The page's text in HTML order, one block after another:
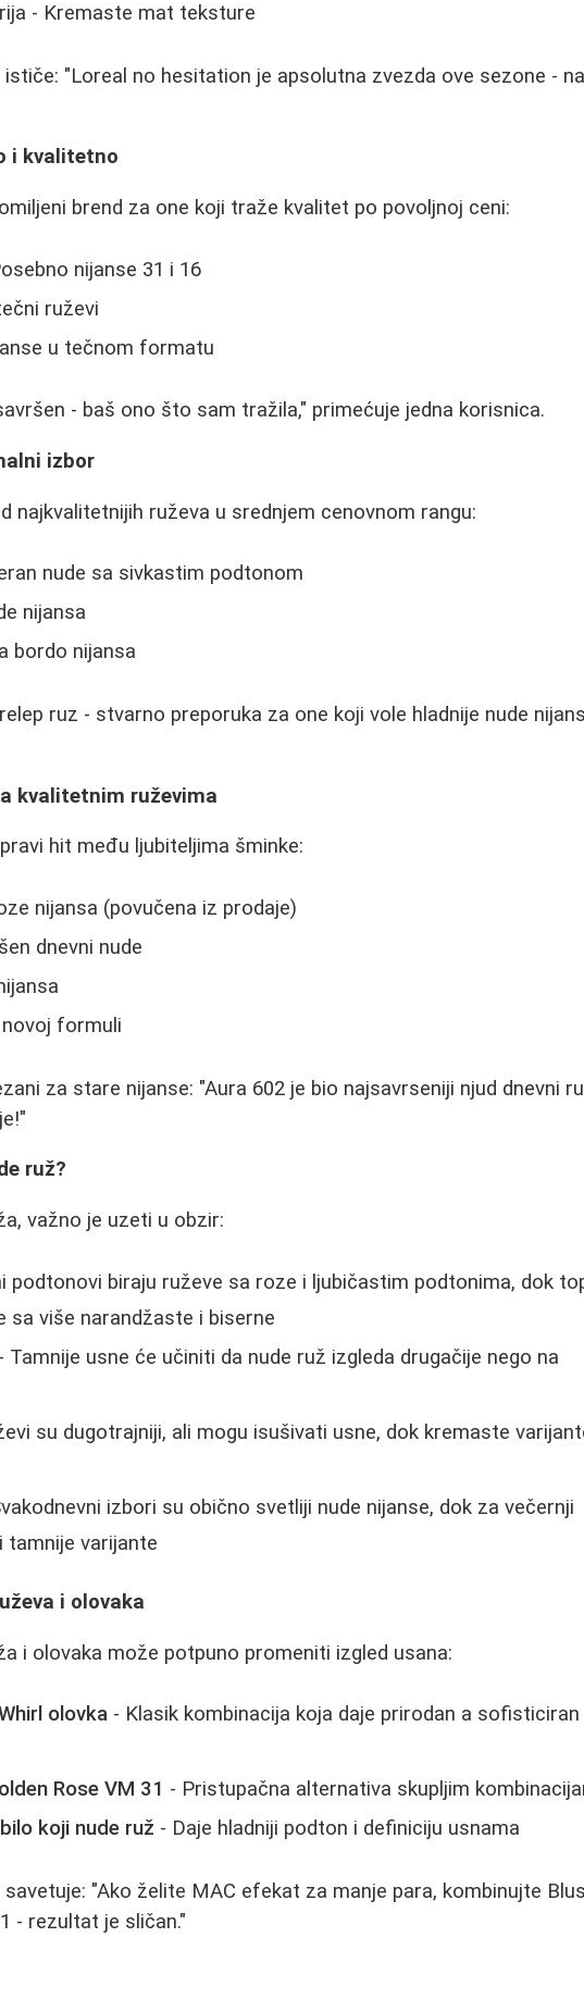
- Kremaste mat teksture
"Loreal no hesitation je apsolutna zvezda ove sezone -
i kvalitetno
brend za one koji traže kvalitet po povoljnoj ceni:
nijanse 31 i 16
ruževi
u tečnom formatu
- baš ono što sam tražila," primećuje jedna korisnica.
izbor
najkvalitetnijih ruževa u srednjem cenovnom rangu:
nude sa sivkastim podtonom
nijansa
bordo nijansa
ruz - stvarno preporuka za one koji vole hladnije nude
kvalitetnim ruževima
hit među ljubiteljima šminke:
nijansa (povučena iz prodaje)
dnevni nude
novoj formuli
za stare nijanse: "Aura 602 je bio najsavrseniji njud dnevni
ruž?
važno je uzeti u obzir:
podtonovi biraju ruževe sa roze i ljubičastim podtonima, dok
sa više narandžaste i biserne
- Tamnije usne će učiniti da nude ruž izgleda drugačije nego na
su dugotrajniji, ali mogu isušivati usne, dok kremaste
izbori su obično svetliji nude nijanse, dok za večernji
varijante
i olovaka
i olovaka može potpuno promeniti izgled usana:
olovka - Klasik kombinacija koja daje prirodan a sofisticiran
Rose VM 31 - Pristupačna alternativa skupljim
koji nude ruž - Daje hladniji podton i definiciju usnama
"Ako želite MAC efekat za manje para, kombinujte
- rezultat je sličan."